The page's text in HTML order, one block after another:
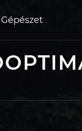
Gépészet